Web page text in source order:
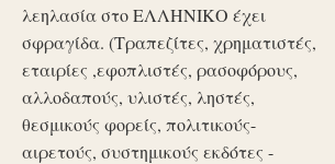
λεηλασία στο ΕΛΛΗΝΙΚΟ έχει
σφραγίδα. (Τραπεζίτες, χρηματιστές,
εταιρίες ,εφοπλιστές, ρασοφόρους,
αλλοδαπούς, υλιστές, ληστές,
θεσμικούς φορείς, πολιτικούς-
αιρετούς, συστημικούς εκδότες -